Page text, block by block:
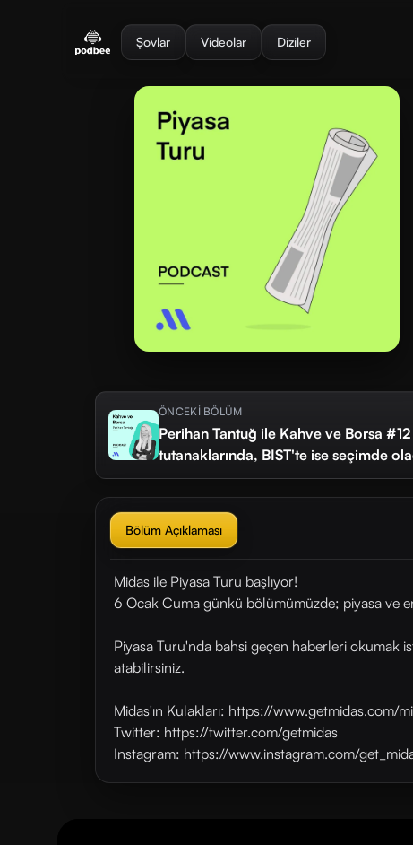
Şovlar Videolar Diziler
ÖNCEKİ BÖLÜM
Perihan Tantuğ ile Kahve ve Borsa
tutanaklarında, BIST'te ise seçimde
Bölüm Açıklaması
Midas ile Piyasa Turu başlıyor!
6 Ocak Cuma günkü bölümümüzde; piyasa ve
Piyasa Turu'nda bahsi geçen haberleri okumak
atabilirsiniz.
Midas'ın Kulakları: https://www.getmidas.com/
Twitter: https://twitter.com/getmidas
Instagram: https://www.instagram.com/